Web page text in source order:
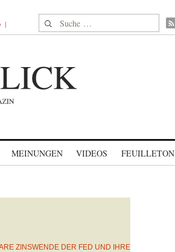
Suche nach:
MEINUNGEN VIDEOS FEUILLETON
ZINSWENDE DER FED UND IHRE